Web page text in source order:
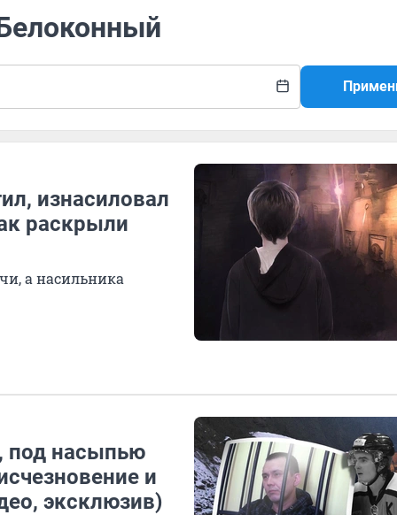
изнасиловал
раскрыли
а насильника
под насыпью
и
эксклюзив)